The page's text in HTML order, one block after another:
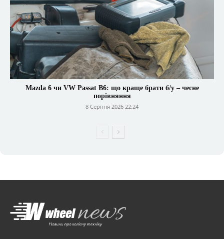
Mazda 6 чи VW Passat B6: що краще брати б/у – чесне
порівняння
8 Серпня 2026 22:24